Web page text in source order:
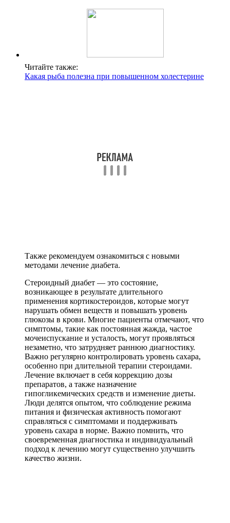
Читайте также:
Какая рыба полезна при повышенном холестерине
Также рекомендуем ознакомиться с новыми
методами лечение диабета.
Стероидный диабет — это состояние,
возникающее в результате длительного
применения кортикостероидов, которые могут
нарушать обмен веществ и повышать уровень
глюкозы в крови. Многие пациенты отмечают, что
симптомы, такие как постоянная жажда, частое
мочеиспускание и усталость, могут проявляться
незаметно, что затрудняет раннюю диагностику.
Важно регулярно контролировать уровень сахара,
особенно при длительной терапии стероидами.
Лечение включает в себя коррекцию дозы
препаратов, а также назначение
гипогликемических средств и изменение диеты.
Люди делятся опытом, что соблюдение режима
питания и физическая активность помогают
справляться с симптомами и поддерживать
уровень сахара в норме. Важно помнить, что
своевременная диагностика и индивидуальный
подход к лечению могут существенно улучшить
качество жизни.